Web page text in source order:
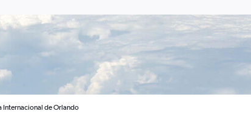
Internacional de Orlando